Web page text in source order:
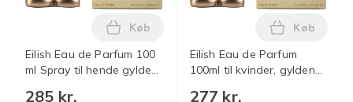
Eilish Eau de Parfum 100
ml Spray til hende gylden
285 kr.
Læg Eilish Eau de Parfum 100 ml
Køb
Eilish Eau de Parfum
100ml til kvinder, gylden
277 kr.
Læg Eilish
Køb